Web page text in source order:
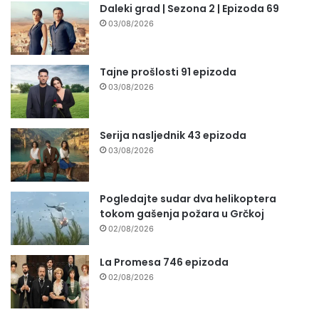
Daleki grad | Sezona 2 | Epizoda 69
03/08/2026
Tajne prošlosti 91 epizoda
03/08/2026
Serija nasljednik 43 epizoda
03/08/2026
Pogledajte sudar dva helikoptera
tokom gašenja požara u Grčkoj
02/08/2026
La Promesa 746 epizoda
02/08/2026